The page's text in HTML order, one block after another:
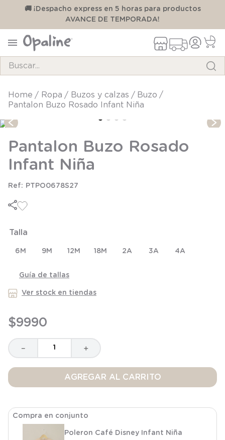
🚚 ¡Despacho express en 5 horas para productos
AVANCE DE TEMPORADA!
ropa buzos y calzas
buzo
Pantalon Buzo Rosado Infant Niña
Pantalon Buzo Rosado
Infant Niña
PTPO0678S27
Talla
6M 9M 12M 18M 2A 3A 4A
Guía de tallas
Ver stock en tiendas
$9990
＋
－
AGREGAR AL CARRITO
Compra en conjunto
Poleron Café Disney Infant Niña
TÉRMINOS MÁS BUSCADOS
3.
zapatillas
4.
body
5
manta
8.
9.
saco dormir